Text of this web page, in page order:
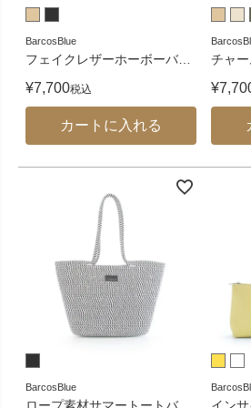
BarcosBlue
フェイクレザーホーボーバ…
¥7,700税込
カートに入れる
チャ
¥
BarcosBlue